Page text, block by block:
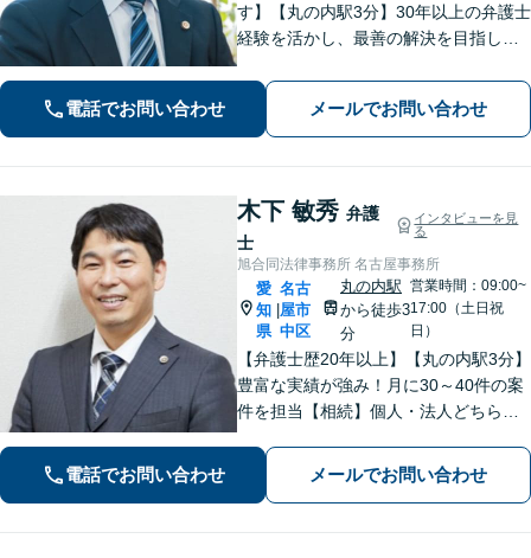
す】【丸の内駅3分】30年以上の弁護士
経験を活かし、最善の解決を目指しま
向けて尽力【労働問題】証拠集め・準
備から親身にサポート【他士業と連
携】
電話でお問い合わせ メールでお問い合わせ
木下 敏秀 弁護
士
インタビューを見
る
旭合同法律事務所 名古屋事務所
愛
知
県
名古
屋市
中区
丸の内駅
から徒歩3
分
営業時間：09:00~
17:00（土日祝
日）
【弁護士歴20年以上】【丸の内駅3分】
豊富な実績が強み！月に30～40件の案
件を担当【相続】個人・法人どちらの
方ともに納得する解決を目指します
【離婚問題】他士業と連携し多角的な
電話でお問い合わせ メールでお問い合わせ